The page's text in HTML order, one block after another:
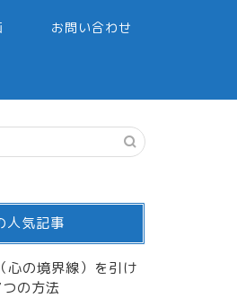
お問い合わせ
人気記事
心の境界線）を引け
の方法